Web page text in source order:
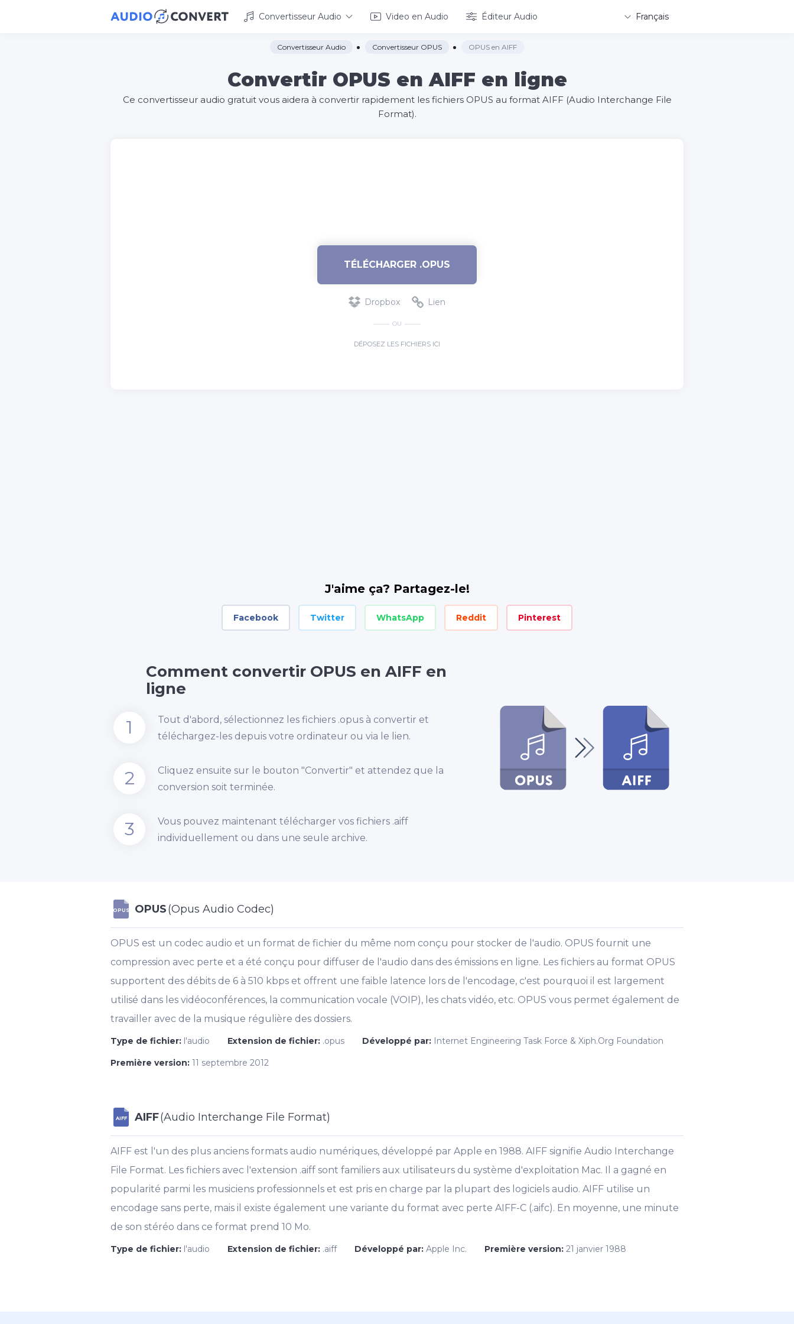
Convertisseur Audio Video en Audio Éditeur Audio Français
Convertisseur Audio Convertisseur OPUS OPUS en AIFF
Convertir OPUS en AIFF en ligne
Ce convertisseur audio gratuit vous aidera à convertir rapidement les fichiers OPUS au format AIFF (Audio Interchange File
Format).
TÉLÉCHARGER .OPUS
Dropbox Lien
OU
DÉPOSEZ LES FICHIERS ICI
J'aime ça? Partagez-le!
Facebook Twitter WhatsApp Reddit Pinterest
Comment convertir OPUS en AIFF en
ligne
1
Tout d'abord, sélectionnez les fichiers .opus à convertir et
téléchargez-les depuis votre ordinateur ou via le lien.
2
Cliquez ensuite sur le bouton "Convertir" et attendez que la
conversion soit terminée.
3
Vous pouvez maintenant télécharger vos fichiers .aiff
individuellement ou dans une seule archive.
OPUS OPUS(Opus Audio Codec)
OPUS est un codec audio et un format de fichier du même nom conçu pour stocker de l'audio. OPUS fournit une
compression avec perte et a été conçu pour diffuser de l'audio dans des émissions en ligne. Les fichiers au format OPUS
supportent des débits de 6 à 510 kbps et offrent une faible latence lors de l'encodage, c'est pourquoi il est largement
utilisé dans les vidéoconférences, la communication vocale (VOIP), les chats vidéo, etc. OPUS vous permet également de
travailler avec de la musique régulière des dossiers.
Type de fichier: l'audio Extension de fichier: .opus Développé par: Internet Engineering Task Force & Xiph.Org Foundation
Première version: 11 septembre 2012
AIFF AIFF(Audio Interchange File Format)
AIFF est l'un des plus anciens formats audio numériques, développé par Apple en 1988. AIFF signifie Audio Interchange
File Format. Les fichiers avec l'extension .aiff sont familiers aux utilisateurs du système d'exploitation Mac. Il a gagné en
popularité parmi les musiciens professionnels et est pris en charge par la plupart des logiciels audio. AIFF utilise un
encodage sans perte, mais il existe également une variante du format avec perte AIFF-C (.aifc). En moyenne, une minute
de son stéréo dans ce format prend 10 Mo.
Type de fichier: l'audio Extension de fichier: .aiff Développé par: Apple Inc. Première version: 21 janvier 1988